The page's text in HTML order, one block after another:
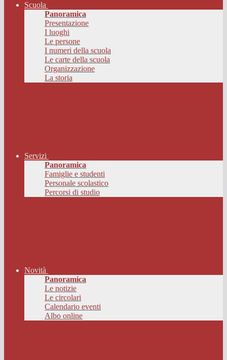
Scuola
Panoramica
Presentazione
I luoghi
Le persone
I numeri della scuola
Le carte della scuola
Organizzazione
La storia
Servizi
Panoramica
Famiglie e studenti
Personale scolastico
Percorsi di studio
Novità
Panoramica
Le notizie
Le circolari
Calendario eventi
Albo online